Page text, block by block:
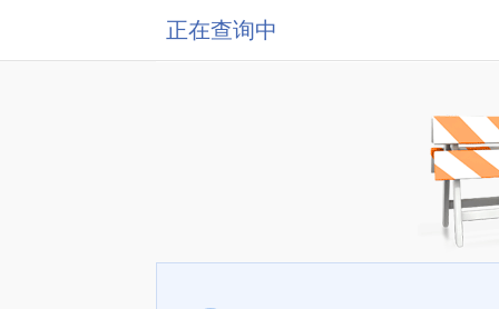
正在查询中